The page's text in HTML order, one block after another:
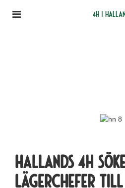
4H i
Hallands 4H
lägerchefer till